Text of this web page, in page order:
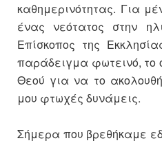
καθημερινότητας. Για
ένας νεότατος στην
Επίσκοπος της
παράδειγμα φωτεινό, το
Θεού για να το
μου φτωχές δυνάμεις.
Σήμερα που βρεθήκαμε